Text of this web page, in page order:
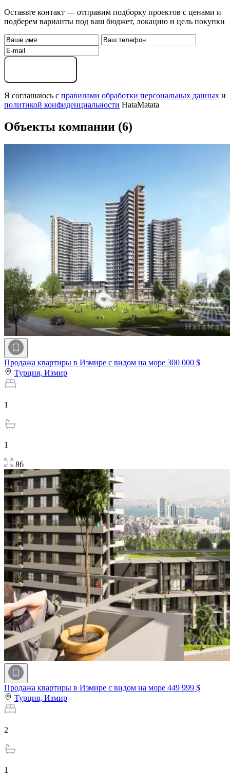
Оставьте контакт — отправим подборку проектов с ценами и
подберем варианты под ваш бюджет, локацию и цель покупки
Я соглашаюсь с правилами обработки персональных данных и
политикой конфиденциальности HataMatata
Объекты компании (6)
Продажа квартиры в Измире с видом на море 300 000 $
Турция, Измир
1
1
86
Продажа квартиры в Измире с видом на море 449 999 $
Турция, Измир
2
1